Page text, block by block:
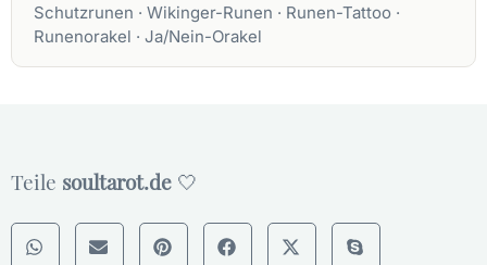
Schutzrunen · Wikinger-Runen · Runen-Tattoo ·
Runenorakel · Ja/Nein-Orakel
Teile soultarot.de 🤍